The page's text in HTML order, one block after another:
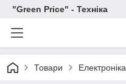
"Green Price" - Техніка
Товари Електроніка